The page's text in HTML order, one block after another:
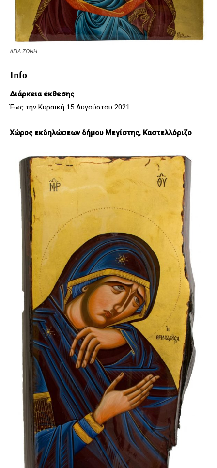
ΑΓΙΑ ΖΩΝΗ
Info
Διάρκεια έκθεσης
Έως την Κυραική 15 Αυγούστου 2021
Χώρος εκδηλώσεων δήμου Μεγίστης, Καστελλόριζο